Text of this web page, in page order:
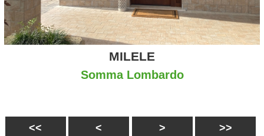
MILELE
Somma Lombardo
<< < > >>